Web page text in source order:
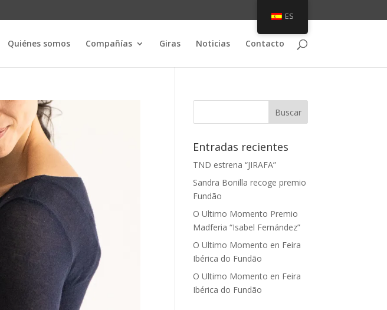
Quiénes somos Compañías Giras Noticias Contacto
Entradas recientes
TND estrena “JIRAFA”
Sandra Bonilla recoge premio
Fundão
O Ultimo Momento Premio
Madferia “Isabel Fernández”
O Ultimo Momento en Feira
Ibérica do Fundão
O Ultimo Momento en Feira
Ibérica do Fundão
ES